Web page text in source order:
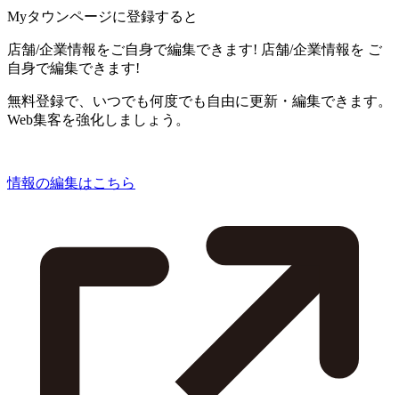
Myタウンページに登録すると
店舗/企業情報をご自身で編集できます! 店舗/企業情報を ご
自身で編集できます!
無料登録で、いつでも何度でも自由に更新・編集できます。
Web集客を強化しましょう。
情報の編集はこちら